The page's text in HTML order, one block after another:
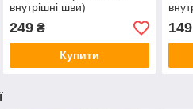
внутрішні шви)
249₴
Купити
149